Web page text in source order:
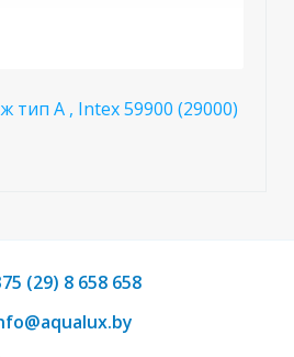
тип А , Intex 59900 (29000)
(29) 8 658 658